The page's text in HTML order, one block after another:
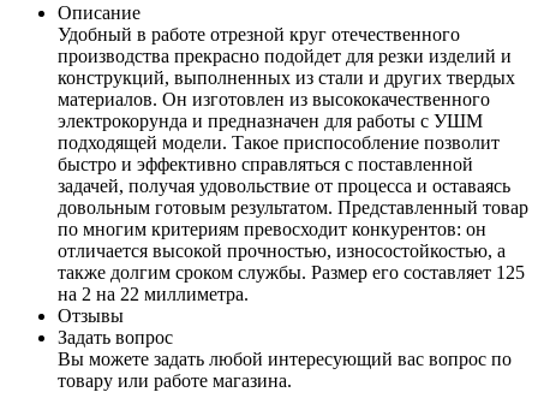
Описание
Удобный в работе отрезной круг отечественного
производства прекрасно подойдет для резки изделий и
конструкций, выполненных из стали и других твердых
материалов. Он изготовлен из высококачественного
электрокорунда и предназначен для работы с УШМ
подходящей модели. Такое приспособление позволит
быстро и эффективно справляться с поставленной
задачей, получая удовольствие от процесса и оставаясь
довольным готовым результатом. Представленный товар
по многим критериям превосходит конкурентов: он
отличается высокой прочностью, износостойкостью, а
также долгим сроком службы. Размер его составляет 125
на 2 на 22 миллиметра.
Отзывы
Задать вопрос
Вы можете задать любой интересующий вас вопрос по
товару или работе магазина.